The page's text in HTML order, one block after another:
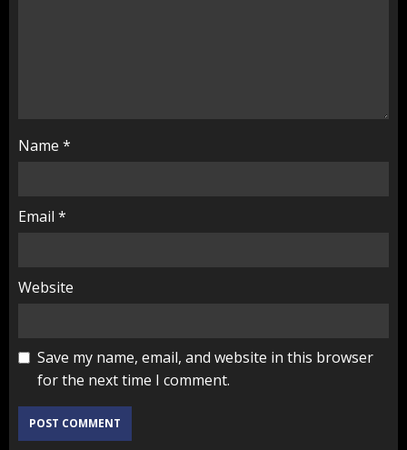
Name *
Email *
Website
Save my name, email, and website in this browser
for the next time I comment.